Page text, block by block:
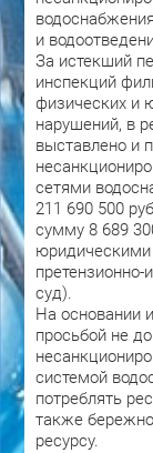
водоснабжения
и
За истекший
инспекций
физических и
нарушений, в
выставлено и
сетями
211 690 500
сумму 8 689
юридическими
суд).
На основании
просьбой не
системой
потреблять
также
ресурсу.